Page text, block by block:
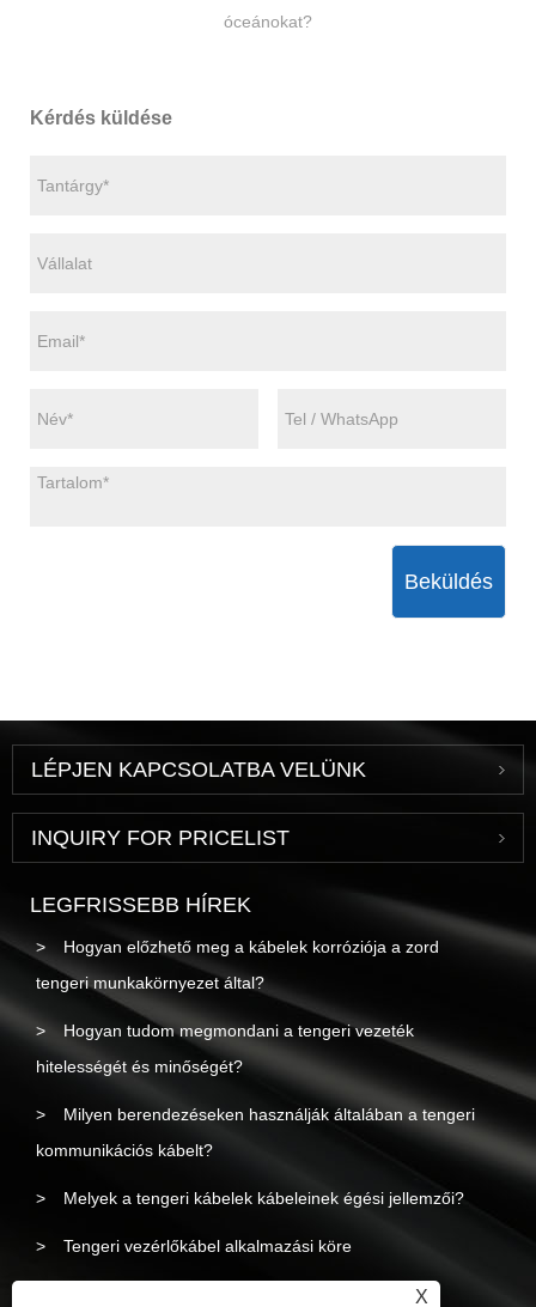
óceánokat?
Kérdés küldése
Beküldés
LÉPJEN KAPCSOLATBA VELÜNK
INQUIRY FOR PRICELIST
LEGFRISSEBB HÍREK
Hogyan előzhető meg a kábelek korróziója a zord
tengeri munkakörnyezet által?
Hogyan tudom megmondani a tengeri vezeték
hitelességét és minőségét?
Milyen berendezéseken használják általában a tengeri
kommunikációs kábelt?
Melyek a tengeri kábelek kábeleinek égési jellemzői?
Tengeri vezérlőkábel alkalmazási köre
X